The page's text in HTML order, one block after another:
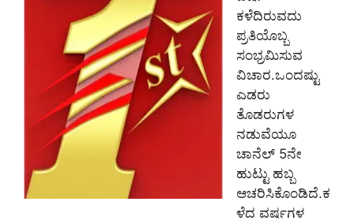
ಕಳೆದಿರುವದು
ಪ್ರತಿಯೊಬ್ಬ
ಸಂಭ್ರಮಿಸುವ
ವಿಚಾರ.ಒಂದಷ್ಟು
ಎಡರು
ತೊಡರುಗಳ
ನಡುವೆಯೂ
ಚಾನೆಲ್‌ 5ನೇ
ಹುಟ್ಟು ಹಬ್ಬ
ಆಚರಿಸಿಕೊಂಡಿದೆ.ಕ
ಳೆದ ವರ್ಷಗಳ